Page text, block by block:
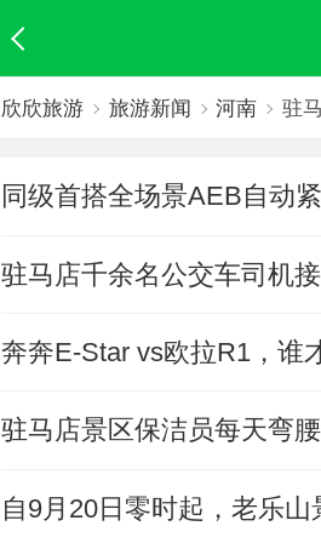
欣欣旅游 旅游新闻 河南 驻
同级首搭全场景AEB自动
驻马店千余名公交车司机
奔奔E-Star vs欧拉R1，谁
驻马店景区保洁员每天弯
自9月20日零时起，老乐